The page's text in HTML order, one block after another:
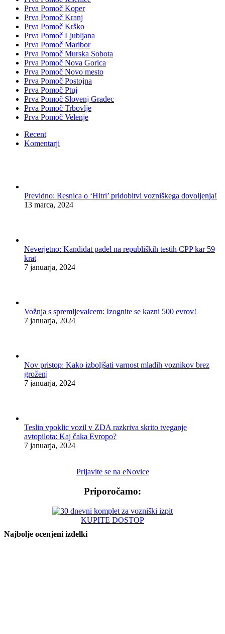
Prva Pomoč Koper
Prva Pomoč Kranj
Prva Pomoč Krško
Prva Pomoč Ljubljana
Prva Pomoč Maribor
Prva Pomoč Murska Sobota
Prva Pomoč Nova Gorica
Prva Pomoč Novo mesto
Prva Pomoč Postojna
Prva Pomoč Ptuj
Prva Pomoč Slovenj Gradec
Prva Pomoč Trbovlje
Prva Pomoč Velenje
Recent
Komentarji
Previdno: Resnica o ‘Hitri’ pridobitvi vozniškega dovoljenja!
13 marca, 2024
Neverjetno: Kandidat padel na republiških testih CPP kar 59
krat
7 januarja, 2024
Vožnja s spremljevalcem: Izognite se kazni 500 evrov!
7 januarja, 2024
Nov pristop: Kako izboljšati varnost mladih voznikov brez
groženj
7 januarja, 2024
Teslin vpoklic vozil v ZDA razkriva skrito tveganje
avtopilota: Kaj čaka Evropo?
7 januarja, 2024
Prijavite se na eNovice
Priporočamo:
KUPITE DOSTOP
Najbolje ocenjeni izdelki